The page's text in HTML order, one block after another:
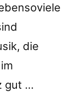
die
gut …